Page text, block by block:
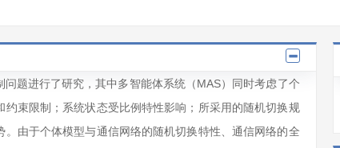
题进行了研究，其中多智能体系统（MAS）同时考虑了个
束限制；系统状态受比例特性影响；所采用的随机切换规
由于个体模型与通信网络的随机切换特性、通信网络的全